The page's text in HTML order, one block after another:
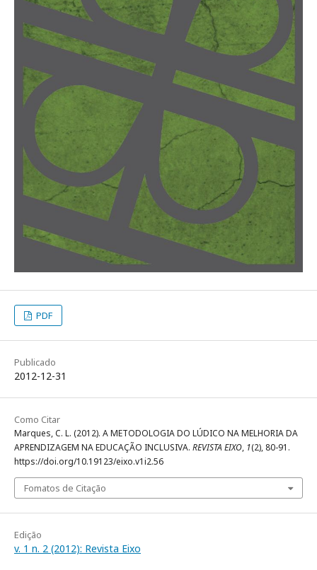
PDF
Publicado
2012-12-31
Como Citar
Marques, C. L. (2012). A METODOLOGIA DO LÚDICO NA MELHORIA DA
APRENDIZAGEM NA EDUCAÇÃO INCLUSIVA. REVISTA EIXO, 1(2), 80-91.
https://doi.org/10.19123/eixo.v1i2.56
Fomatos de Citação
Edição
v. 1 n. 2 (2012): Revista Eixo